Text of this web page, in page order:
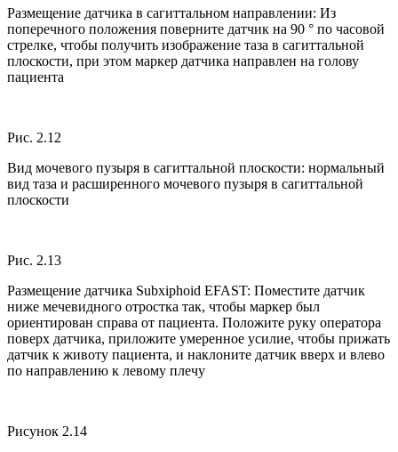
Размещение датчика в сагиттальном направлении: Из
поперечного положения поверните датчик на 90 ° по часовой
стрелке, чтобы получить изображение таза в сагиттальной
плоскости, при этом маркер датчика направлен на голову
пациента
Рис. 2.12
Вид мочевого пузыря в сагиттальной плоскости: нормальный
вид таза и расширенного мочевого пузыря в сагиттальной
плоскости
Рис. 2.13
Размещение датчика Subxiphoid EFAST: Поместите датчик
ниже мечевидного отростка так, чтобы маркер был
ориентирован справа от пациента. Положите руку оператора
поверх датчика, приложите умеренное усилие, чтобы прижать
датчик к животу пациента, и наклоните датчик вверх и влево
по направлению к левому плечу
Рисунок 2.14